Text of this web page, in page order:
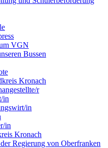
VGN
Bussen
Kronach
r
in
in
in
Kronach
Regierung von Oberfranken